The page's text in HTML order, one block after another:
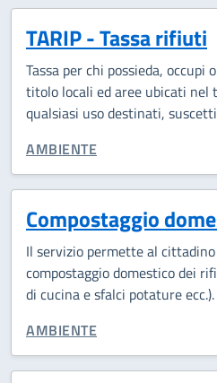
TARIP - Tassa rifiuti
Tassa per chi possieda, occupi
titolo locali ed aree ubicati nel
qualsiasi uso destinati,
CATEGORIA CORRELATA:
AMBIENTE
Compostaggio
Il servizio permette al
compostaggio domestico dei
di cucina e sfalci potature ecc.).
CATEGORIA CORRELATA:
AMBIENTE